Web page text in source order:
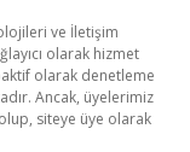
ve İletişim
olarak hizmet
olarak denetleme
Ancak, üyelerimiz
siteye üye olarak